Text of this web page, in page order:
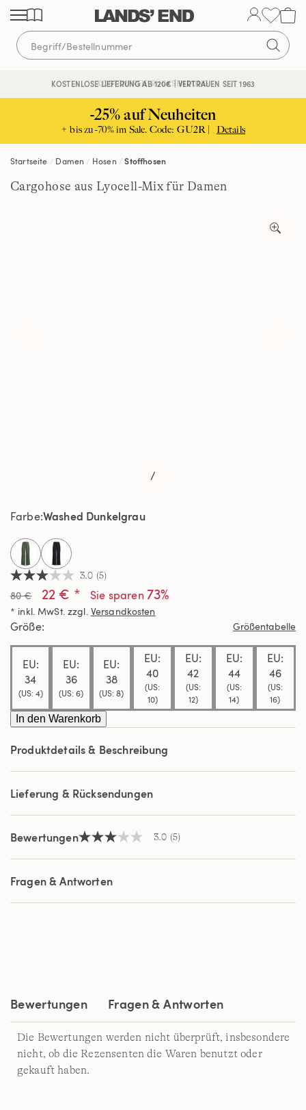
Direkt
zum
Inhalt
Direkt
zur
Navigation
Direkt
zur
Suche
KOSTENLOSE LIEFERUNG AB 120€ | VERTRAUEN SEIT 1963
KOSTENFREIE RÜCKSENDUNG
-25% auf Neuheiten
+ bis zu -70% im Sale. Code: GU2R | Details
Startseite Damen Hosen Stoffhosen
Cargohose aus Lyocell-Mix für Damen
/
3.0
von
5
Sternen,
Durchschnittswert
Bewertung.
Reviews.
Link
auf
derselben
Seite.
3.0 (5)
80 € 22 € * Sie sparen 73%
* inkl. MwSt. zzgl. Versandkosten
FarbeWashed Dunkelgrau
selected
Größe Größentabelle
EU:
34
(US: 4)
EU:
36
(US: 6)
EU:
38
(US: 8)
EU:
40
(US:
10)
EU:
42
(US:
12)
EU:
44
(US:
14)
EU:
46
(US:
16)
In den Warenkorb
Produktdetails & Beschreibung
Lieferung & Rücksendungen
Bewertungen3.0
5
Sternen,
Durchschnittswert
Bewertung.
3.0 (5)
Fragen & Antworten
Bewertungen Fragen & Antworten
Die Bewertungen werden nicht überprüft, insbesondere
nicht, ob die Rezensenten die Waren benutzt oder
gekauft haben.